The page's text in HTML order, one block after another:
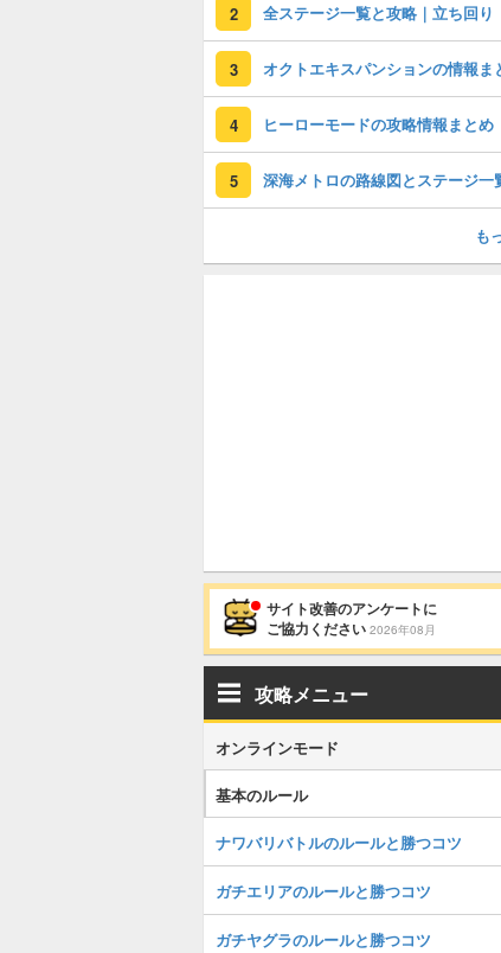
2 全ステージ一覧と攻略｜立ち回り
3 オクトエキスパンションの情報ま
4 ヒーローモードの攻略情報まとめ
5 深海メトロの路線図とステージ一
も
サイト改善のアンケートに
ご協力ください 2026年08月
攻略メニュー
オンラインモード
基本のルール
ナワバリバトルのルールと勝つコツ
ガチエリアのルールと勝つコツ
ガチヤグラのルールと勝つコツ